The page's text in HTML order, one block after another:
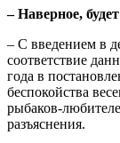
– Наверное,
– С введением в
соответствие
года в
беспокойства
рыбаков-
разъяснения.